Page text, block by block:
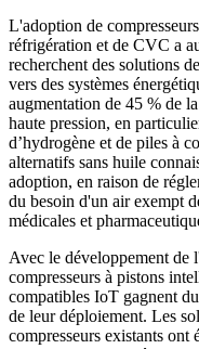
L'adoption de
réfrigération et de CVC a
recherchent des solutions
vers des systèmes
augmentation de 45 % de
haute pression, en
d’hydrogène et de piles à
alternatifs sans huile
adoption, en raison de
du besoin d'un air exempt
médicales et
Avec le développement de
compresseurs à pistons
compatibles IoT gagnent
de leur déploiement. Les
compresseurs existants ont